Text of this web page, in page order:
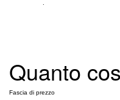
Quanto
Fascia di prezzo